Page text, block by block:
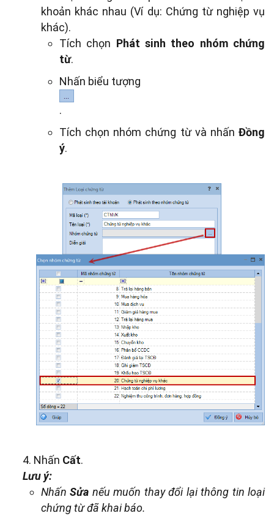
khoản khác nhau (Ví dụ: Chứng từ nghiệp vụ
khác).
Tích chọn Phát sinh theo nhóm chứng
từ.
Nhấn biểu tượng
.
Tích chọn nhóm chứng từ và nhấn Đồng
ý.
4. Nhấn Cất.
Lưu ý:
NhấnSửa nếu muốn thay đổi lại thông tin loại
chứng từ đã khai báo.